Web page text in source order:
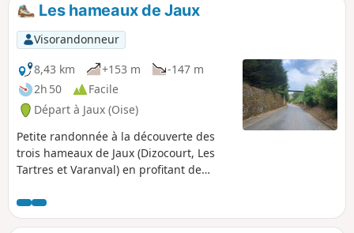
Les hameaux de Jaux
Visorandonneur
8,43 km
+153 m
-147 m
2h 50
Facile
Départ à Jaux (Oise)
Petite randonnée à la découverte des
trois hameaux de Jaux (Dizocourt, Les
Tartres et Varanval) en profitant de
l'Oise.